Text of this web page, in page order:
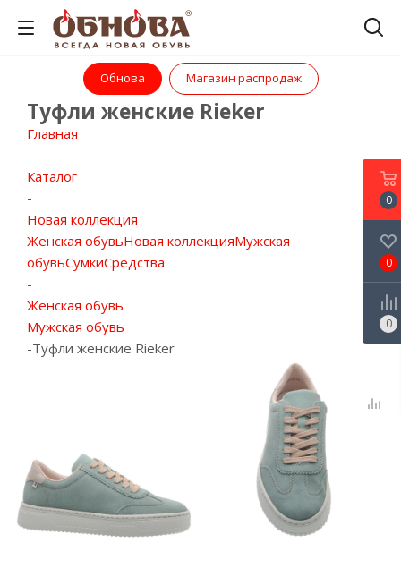
Обнова Магазин распродаж
Туфли женские Rieker
Главная
-
Каталог
-
Новая коллекция
Женская обувьНовая коллекцияМужская
обувьСумкиСредства
-
Женская обувь
Мужская обувь
-Туфли женские Rieker
0
0
0